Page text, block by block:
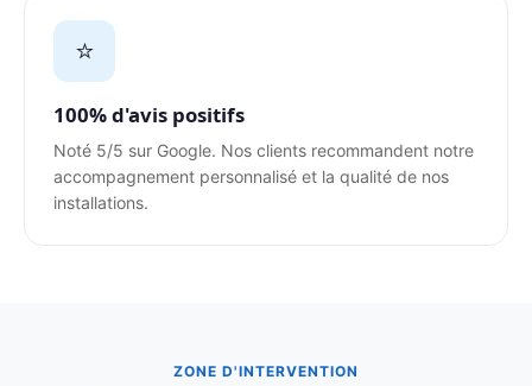
⭐
100% d'avis positifs
Noté 5/5 sur Google. Nos clients recommandent notre
accompagnement personnalisé et la qualité de nos
installations.
ZONE D'INTERVENTION